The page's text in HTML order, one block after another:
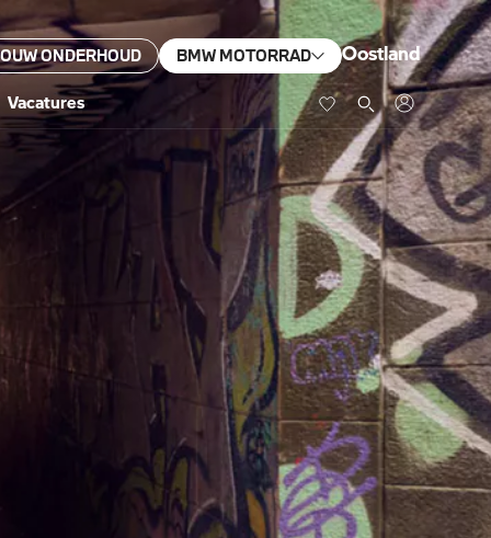
ONDERHOUD BMW MOTORRAD Oostland
Vacatures